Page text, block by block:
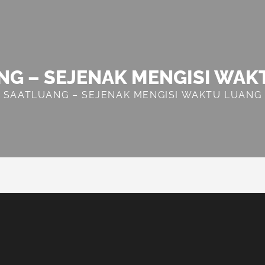
– SEJENAK MENGISI
SAATLUANG – SEJENAK MENGISI WAKTU LUANG